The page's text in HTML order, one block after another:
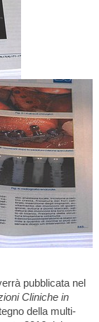
pubblicata nel
Cliniche in
della multi-